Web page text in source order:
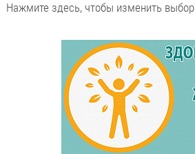
Нажмите здесь, чтобы изменить выбор